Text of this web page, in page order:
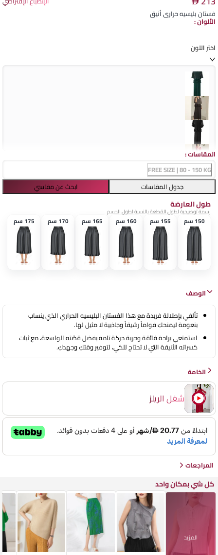
فستان بليسيه حراري أنيق
الألوان:
اختر اللون
المقاسات:
FREE SIZE | 80 - 150 KG
جدول المقاسات
ابحث عن مقاسي
طول العارضة
رسمة توضيحية لطول القطعة بالنسبة لطول الجسم
150 سم 155 سم 160 سم 165 سم 170 سم 175 سم
الوصف
تألقي بإطلالة فريدة مع هذا الفستان البليسيه الحراري الذي ينساب
بنعومة ليمنحكِ قواماً رشيقاً وجاذبية لا مثيل لها.
استمتعي براحة فائقة وحرية حركة تامة بفضل قصّته الواسعة، مع ثبات
كسراته الأنيقة التي لا تحتاج للكي، لتوفير وقتكِ وجهدكِ.
الخامة
شغل الريلز
المراجعات
كل شي بمكان واحد
المزيد